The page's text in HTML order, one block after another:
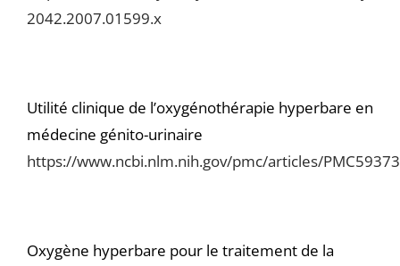
2042.2007.01599.x
Utilité clinique de l’oxygénothérapie hyperbare en
médecine génito-urinaire
https://www.ncbi.nlm.nih.gov/pmc/articles/
Oxygène hyperbare pour le traitement de la